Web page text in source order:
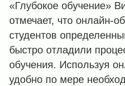
«Глубокое обучение»
отмечает, что онлайн-
студентов
быстро отладили
обучения. Используя
удобно по мере